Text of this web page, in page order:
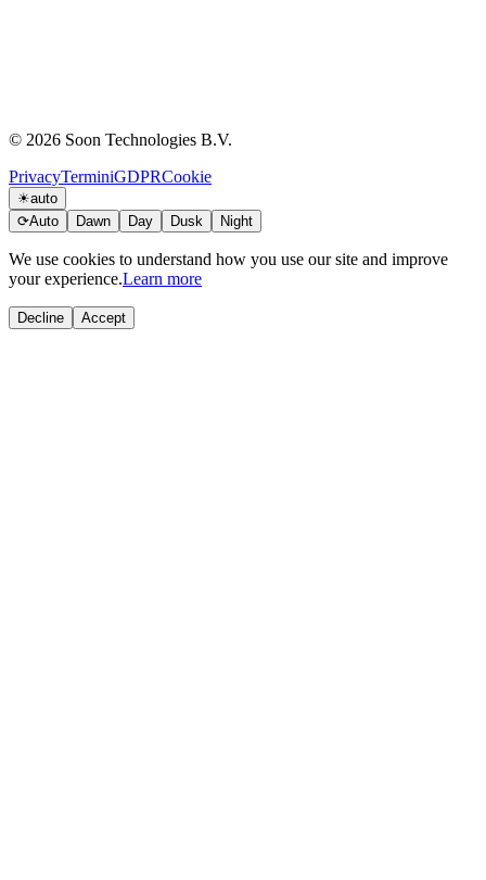
© 2026 Soon Technologies B.V.
PrivacyTerminiGDPRCookie
☀auto
⟳Auto Dawn Day Dusk Night
We use cookies to understand how you use our site and improve
your experience.Learn more
Decline Accept